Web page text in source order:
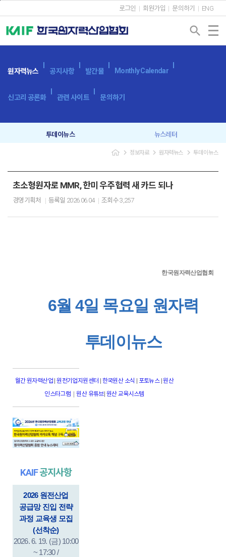
로그인 회원가입 문의하기 ENG
search
원자력뉴스 공지사항 발간물 Monthly Calendar
신고리 공론화 관련 사이트 문의하기
투데이뉴스 뉴스레터
navigate_next 정보자료 navigate_next원자력뉴스 navigate_next 투데이뉴스
초소형원자로 MMR, 한미 우주협력 새 카드 되나
경영기획처 등록일 2026.06.04 조회수3,257
한국원자력산업협회
6월 4일 목요일 원자력
투데이뉴스
월간 원자력산업 |원전기업지원센터 | 한국원산 소식 | 포토뉴스 |원산
인스타그램 |원산 유튜브| 원산 교육시스템
KAIF공지사항
2026 원전산업
공급망 진입 전략
과정 교육생 모집
(선착순)
2026. 6. 19. (금) 10:00
~ 17:30 /